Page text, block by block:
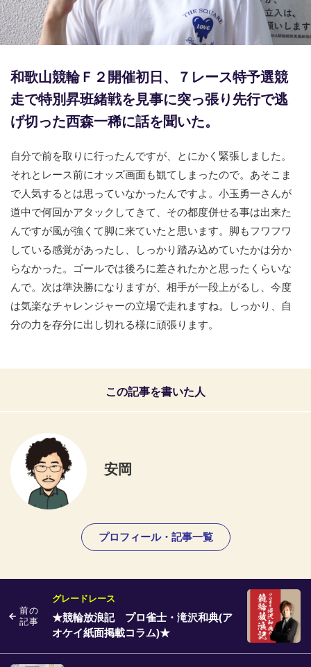
運営会社概要
ご意見をお聞かせください
支払い方法、ポイント利用規約
車券は20歳になってから・のめり込む不安のある方のご相
談
よくある質問
和歌山競輪Ｆ２開催初日、７レース特予選競
走で特別昇班緒戦を見事に突っ張り先行で逃
げ切った西森一稀に話を聞いた。
自分で前を取りに行ったんですが、とにかく緊張しました。
それとレース前にオッズ画面も観てしまったので。あそこま
で人気するとは思っていなかったんですよ。小玉勇一さんが
道中で何回かアタックしてきて、その都度併せる事は出来た
んですが風が強くて脚に来ていたと思います。脚もフワフワ
している感覚があったし、しっかり踏み込めていたかは分か
らなかった。ゴールでは後ろに差されたかと思ったくらいな
んで。次は準決勝になりますが、相手が一段上がるし、今度
は気楽なチャレンジャーの立場で走れますね。しっかり、自
分の力を存分に出し切れる様に頑張ります。
この記事を書いた人
安岡
プロフィール・記事一覧
前の
記事
グレードレース
★競輪放浪記 プロ雀士・滝沢和典(ア
オケイ紙面掲載コラム)★